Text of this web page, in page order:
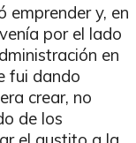
emprender y, en
por el lado
en
fui dando
crear, no
de los